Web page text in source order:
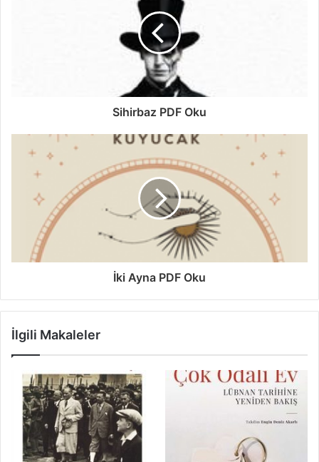
Sihirbaz PDF Oku
İki Ayna PDF Oku
İlgili Makaleler